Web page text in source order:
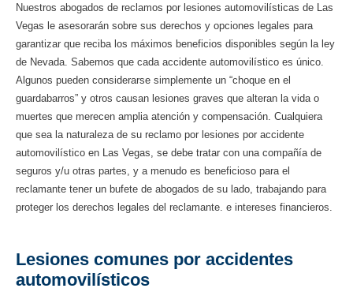
Nuestros abogados de reclamos por lesiones automovilísticas de Las
Vegas le asesorarán sobre sus derechos y opciones legales para
garantizar que reciba los máximos beneficios disponibles según la ley
de Nevada. Sabemos que cada accidente automovilístico es único.
Algunos pueden considerarse simplemente un “choque en el
guardabarros” y otros causan lesiones graves que alteran la vida o
muertes que merecen amplia atención y compensación. Cualquiera
que sea la naturaleza de su reclamo por lesiones por accidente
automovilístico en Las Vegas, se debe tratar con una compañía de
seguros y/u otras partes, y a menudo es beneficioso para el
reclamante tener un bufete de abogados de su lado, trabajando para
proteger los derechos legales del reclamante. e intereses financieros.
Lesiones comunes por accidentes
automovilísticos